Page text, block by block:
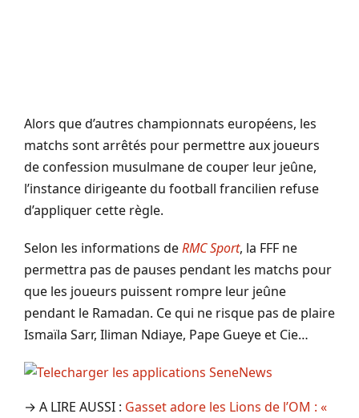
Alors que d’autres championnats européens, les
matchs sont arrêtés pour permettre aux joueurs
de confession musulmane de couper leur jeûne,
l’instance dirigeante du football francilien refuse
d’appliquer cette règle.
Selon les informations deRMC Sport, la FFF ne
permettra pas de pauses pendant les matchs pour
que les joueurs puissent rompre leur jeûne
pendant le Ramadan. Ce qui ne risque pas de plaire
Ismaïla Sarr, Iliman Ndiaye, Pape Gueye et Cie…
→ A LIRE AUSSI : Gasset adore les Lions de l’OM : «